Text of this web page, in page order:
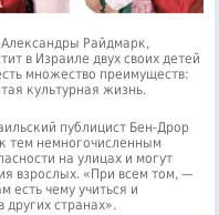
Александры Райдмарк,
в Израиле двух своих детей
множество преимуществ:
культурная жизнь.
публицист Бен-Дрор
тем немногочисленным
на улицах и могут
взрослых. «При всем том, —
есть чему учиться и
странах».